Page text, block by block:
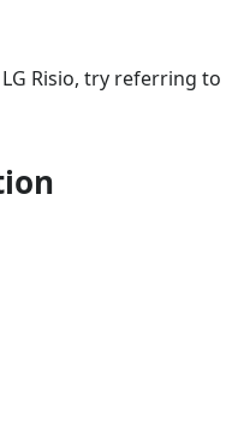
Risio, try referring to